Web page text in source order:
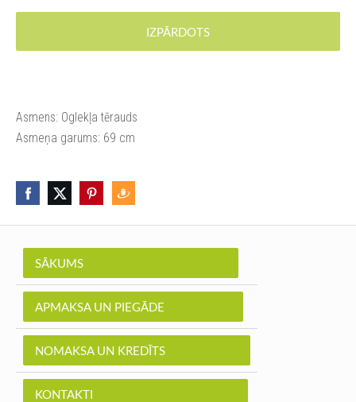
SĀKUMS
APMAKSA UN PIEGĀDE
NOMAKSA UN KREDĪTS
KONTAKTI
IZPĀRDOTS
Asmens: Oglekļa tērauds
Asmeņa garums: 69 cm